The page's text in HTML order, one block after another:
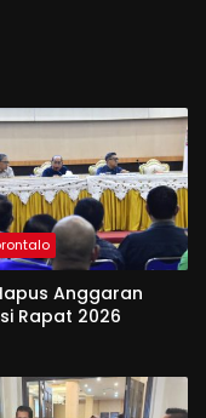
Anggaran
Rapat 2026